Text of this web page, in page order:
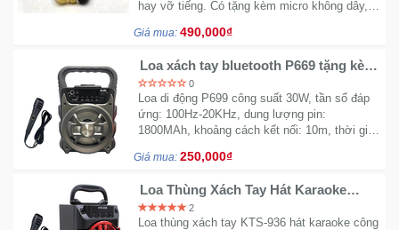
hay vỡ tiếng. Có tặng kèm micro không dây,
Giá mua: 490,000₫
Loa xách tay bluetooth P669 tặng kèm
micro có dây cực hay
0
Loa di động P699 công suất 30W, tần số đáp
ứng: 100Hz-20KHz, dung lượng pin:
1800MAh, khoảng cách kết nối: 10m, thời gian
Giá mua: 250,000₫
Loa Thùng Xách Tay Hát Karaoke
KTS-936 tặng kèm Mic dây
2
Loa thùng xách tay KTS-936 hát karaoke công